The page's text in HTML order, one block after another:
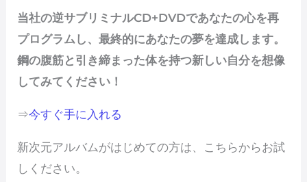
当社の逆サブリミナルCD+DVDであなたの心を再
プログラムし、最終的にあなたの夢を達成します。
鋼の腹筋と引き締まった体を持つ新しい自分を想像
してみてください！
⇒今すぐ手に入れる
新次元アルバムがはじめての方は、こちらからお試
しください。